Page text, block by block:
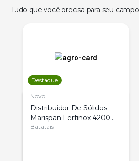
Tudo que você precisa para seu campo
Destaque
Novo
Distribuidor De Sólidos
Marispan Fertinox 4200
Citrus
Batatais